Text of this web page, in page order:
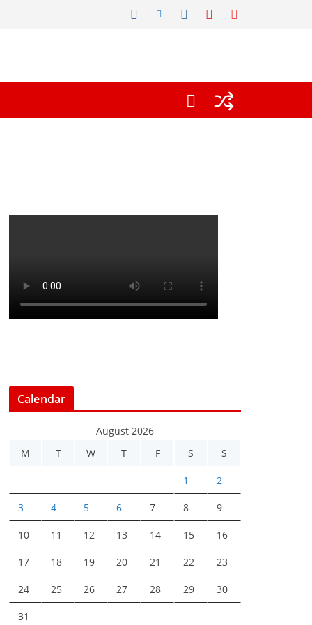
Calendar
August 2026
M
T W T F S S
1 2
3 4 5 6 7 8 9
10 11 12 13 14 15 16
17 18 19 20 21 22 23
24 25 26 27 28 29 30
31